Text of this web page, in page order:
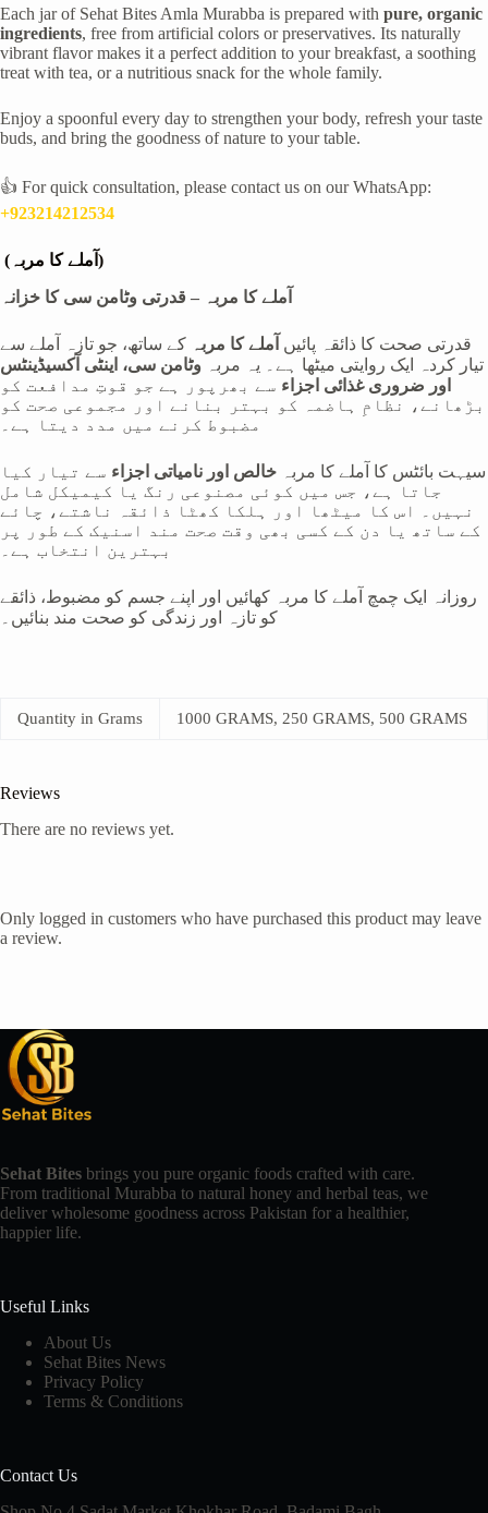
Each jar of Sehat Bites Amla Murabba is prepared with pure, organic
ingredients, free from artificial colors or preservatives. Its naturally
vibrant flavor makes it a perfect addition to your breakfast, a soothing
treat with tea, or a nutritious snack for the whole family.
Enjoy a spoonful every day to strengthen your body, refresh your taste
buds, and bring the goodness of nature to your table.
👍 For quick consultation, please contact us on our WhatsApp:
+923214212534
(آملے کا مربہ)
آملے کا مربہ – قدرتی وٹامن سی کا خزانہ
قدرتی صحت کا ذائقہ پائیں آملے کا مربہ کے ساتھ، جو تازہ آملے سے
تیار کردہ ایک روایتی میٹھا ہے۔ یہ مربہ وٹامن سی، اینٹی آکسیڈینٹس
اور ضروری غذائی اجزاء سے بھرپور ہے جو قوتِ مدافعت کو
بڑھانے، نظامِ ہاضمہ کو بہتر بنانے اور مجموعی صحت کو
مضبوط کرنے میں مدد دیتا ہے۔
سیہت بائٹس کا آملے کا مربہ خالص اور نامیاتی اجزاء سے تیار کیا
جاتا ہے، جس میں کوئی مصنوعی رنگ یا کیمیکل شامل
نہیں۔ اس کا میٹھا اور ہلکا کھٹا ذائقہ ناشتے، چائے
کے ساتھ یا دن کے کسی بھی وقت صحت مند اسنیک کے طور پر
بہترین انتخاب ہے۔
روزانہ ایک چمچ آملے کا مربہ کھائیں اور اپنے جسم کو مضبوط، ذائقے
کو تازہ اور زندگی کو صحت مند بنائیں۔
Quantity in Grams 1000 GRAMS, 250 GRAMS, 500 GRAMS
Reviews
There are no reviews yet.
Only logged in customers who have purchased this product may leave
a review.
Sehat Bites brings you pure organic foods crafted with care.
From traditional Murabba to natural honey and herbal teas, we
deliver wholesome goodness across Pakistan for a healthier,
happier life.
Useful Links
About Us
Sehat Bites News
Privacy Policy
Terms & Conditions
Contact Us